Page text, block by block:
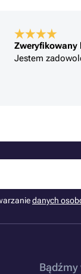
Zweryfikowany
Jestem
danych